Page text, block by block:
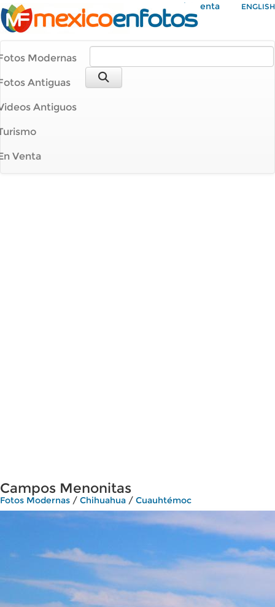
Mi Cuenta ENGLISH
Modernas
Antiguas
Antiguos
Venta
Campos Menonitas
Fotos Modernas / Chihuahua / Cuauhtémoc